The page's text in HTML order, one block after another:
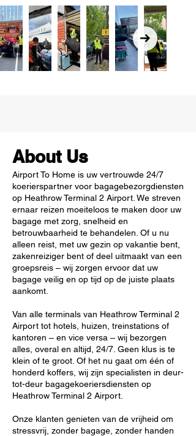
About Us
Airport To Home is uw vertrouwde 24/7
koerierspartner voor bagagebezorgdiensten
op Heathrow Terminal 2 Airport. We streven
ernaar reizen moeiteloos te maken door uw
bagage met zorg, snelheid en
betrouwbaarheid te behandelen. Of u nu
alleen reist, met uw gezin op vakantie bent,
zakenreiziger bent of deel uitmaakt van een
groepsreis – wij zorgen ervoor dat uw
bagage veilig en op tijd op de juiste plaats
aankomt.
Van alle terminals van Heathrow Terminal 2
Airport tot hotels, huizen, treinstations of
kantoren – en vice versa – wij bezorgen
alles, overal en altijd, 24/7. Geen klus is te
klein of te groot. Of het nu gaat om één of
honderd koffers, wij zijn specialisten in deur-
tot-deur bagagekoeriersdiensten op
Heathrow Terminal 2 Airport.
Onze klanten genieten van de vrijheid om
stressvrij, zonder bagage, zonder handen